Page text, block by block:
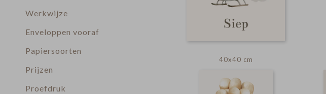
Werkwijze
Enveloppen vooraf
Papiersoorten
Prijzen
Proefdruk
40x40 cm